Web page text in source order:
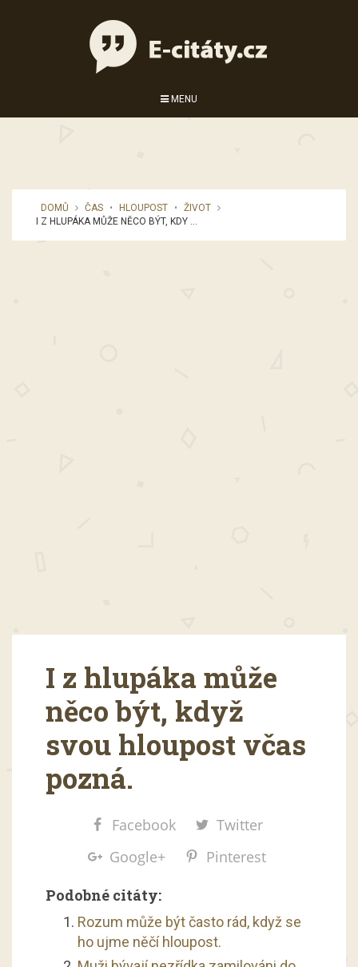
MENU
DOMŮ ČAS • HLOUPOST •
ŽIVOT
I Z HLUPÁKA MŮŽE NĚCO BÝT, KDY ...
I z hlupáka může
něco být, když
svou hloupost včas
pozná.
Facebook
Twitter
Google+
Pinterest
Podobné citáty:
Rozum může být často rád, když se
ho ujme něčí hloupost.